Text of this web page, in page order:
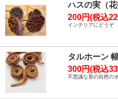
ハスの実（
200円(税込
インテリアにどうぞ
タルホーン
300円(税込
不思議な形の自然の